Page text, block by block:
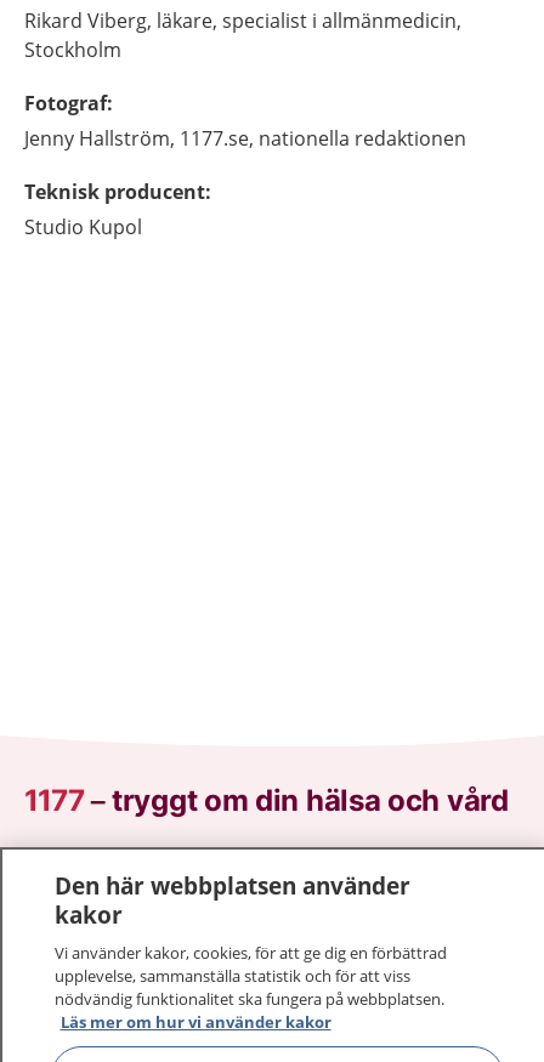
Rikard Viberg, läkare, specialist i allmänmedicin,
Stockholm
Fotograf:
Jenny Hallström, 1177.se, nationella redaktionen
Teknisk producent:
Studio Kupol
1177–tryggt om din hälsa och vård
På 1177.se får du råd om hälsa och information om
sjukdomar och vilka mottagningar du kan kontakta.
Logga in för att läsa din journal och göra dina
vårdärenden. Ring telefonnummer 1177 för
sjukvårdsrådgivning dygnet runt.
1177 ger dig råd när du vill må bättre.
Den här webbplatsen använder
kakor
Vi använder kakor, cookies, för att ge dig en förbättrad
upplevelse, sammanställa statistik och för att viss
nödvändig funktionalitet ska fungera på webbplatsen.
Läs mer om hur vi använder kakor